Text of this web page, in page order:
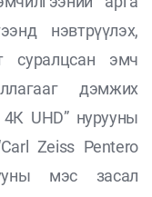
нэвтрүүлэх,
суралцсан эмч
дэмжих
UHD” нурууны
Zeiss Pentero
мэс засал